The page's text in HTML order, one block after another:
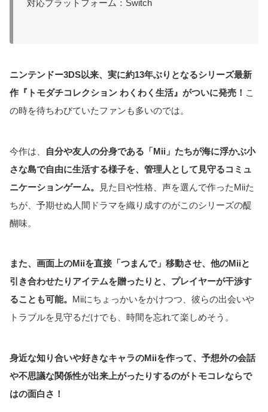
対応プラットフォーム：Switch
ニンテンドー3DS以来、実に約13年ぶりとなるシリーズ最新
作『トモダチコレクション わくわく生活』がついに発売！ こ
の時を待ちわびていたファンも多いのでは。
今作は、
自分や友人の分身である「Mii」たちが海に浮かぶ小
さな島で自由に生活する様子を、管理人として見守るコミュ
ニケーションゲーム。
見た目や性格、声を選んで作ったMiiた
ちが、予期せぬ人間ドラマを織り成すのがこのシリーズの醍
醐味。
また、画面上のMiiを直接「つまんで」移動させ、他のMiiと
引き合わせたりアイテムを贈ったりと、プレイヤーが干渉す
ることも可能。 Miiにちょっかいをかけつつ、彼らの出会いや
トラブルを見守るだけでも、時間を忘れて楽しめそう。
身近な知り合いや好きなキャラのMiiを作って、予想外の会話
や不思議な関係性が出来上がったりするのがトモコレならで
はの面白さ！